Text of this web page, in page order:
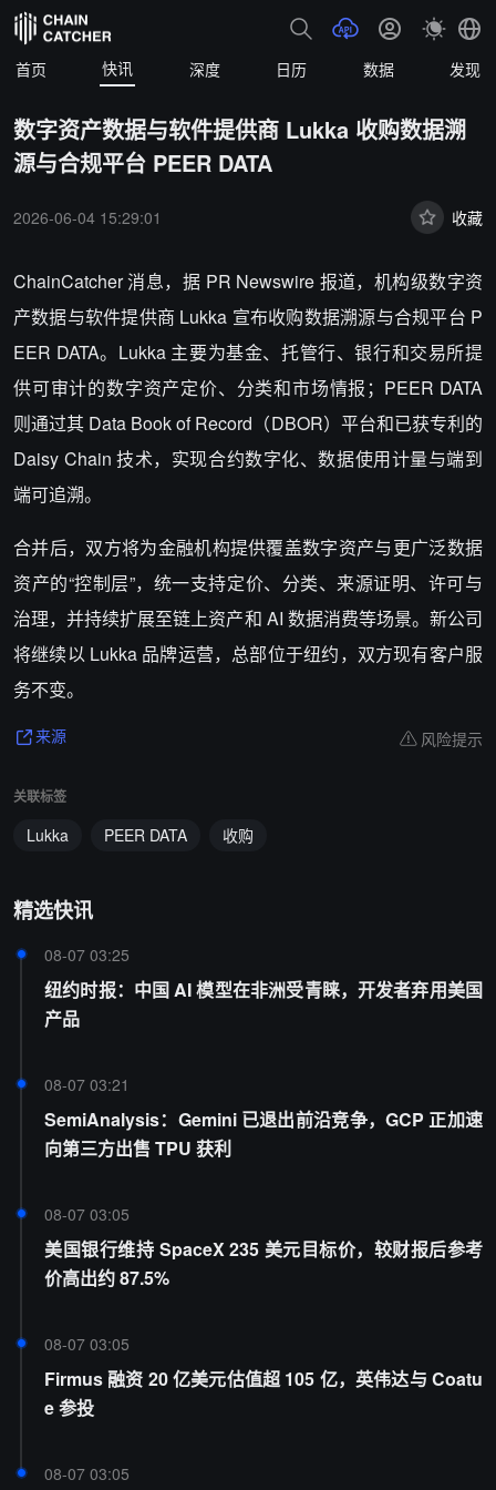
首页 快讯 深度 日历 数据 发现
数字资产数据与软件提供商 Lukka 收购数据溯
源与合规平台 PEER DATA
2026-06-04 15:29:01 收藏
ChainCatcher 消息，据 PR Newswire 报道，机构级数字资
产数据与软件提供商 Lukka 宣布收购数据溯源与合规平台 P
EER DATA。Lukka 主要为基金、托管行、银行和交易所提
供可审计的数字资产定价、分类和市场情报；PEER DATA
则通过其 Data Book of Record（DBOR）平台和已获专利的
Daisy Chain 技术，实现合约数字化、数据使用计量与端到
端可追溯。
合并后，双方将为金融机构提供覆盖数字资产与更广泛数据
资产的“控制层”，统一支持定价、分类、来源证明、许可与
治理，并持续扩展至链上资产和 AI 数据消费等场景。新公司
将继续以 Lukka 品牌运营，总部位于纽约，双方现有客户服
务不变。
来源 风险提示
关联标签
Lukka PEER DATA 收购
精选快讯
08-07 03:25
纽约时报：中国 AI 模型在非洲受青睐，开发者弃用美国
产品
08-07 03:21
SemiAnalysis：Gemini 已退出前沿竞争，GCP 正加速
向第三方出售 TPU 获利
08-07 03:05
美国银行维持 SpaceX 235 美元目标价，较财报后参考
价高出约 87.5%
08-07 03:05
Firmus 融资 20 亿美元估值超 105 亿，英伟达与 Coatu
e 参投
08-07 03:05